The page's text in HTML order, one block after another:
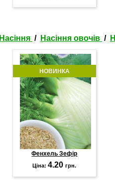
Насіння / Насіння овочів /
НОВИНКА
Фенхель Зефір
Ціна:4.20грн.